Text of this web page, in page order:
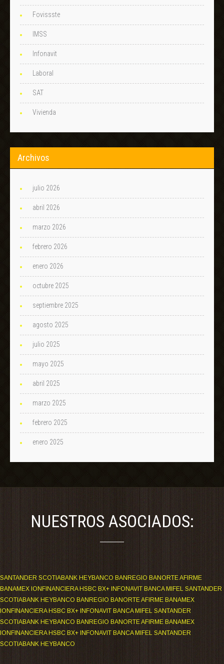
Fovissste
IMSS
Infonavit
Laboral
SAT
Vivienda
Archivos
julio 2026
abril 2026
marzo 2026
febrero 2026
enero 2026
octubre 2025
septiembre 2025
agosto 2025
julio 2025
mayo 2025
abril 2025
marzo 2025
febrero 2025
enero 2025
NUESTROS ASOCIADOS:
SANTANDER SCOTIABANK HEYBANCO BANREGIO BANORTE AFIRME
BANAMEX IONFINANCIERA HSBC BX+ INFONAVIT BANCA MIFEL SANTANDER
SCOTIABANK HEYBANCO BANREGIO BANORTE AFIRME BANAMEX
IONFINANCIERA HSBC BX+ INFONAVIT BANCA MIFEL SANTANDER
SCOTIABANK HEYBANCO BANREGIO BANORTE AFIRME BANAMEX
IONFINANCIERA HSBC BX+ INFONAVIT BANCA MIFEL SANTANDER
SCOTIABANK HEYBANCO